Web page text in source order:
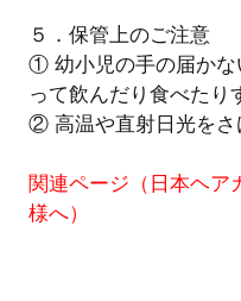
５．保管上のご注意
① 幼小児の手の届かな
って飲んだり食べたり
② 高温や直射日光をさ
関連ページ（ 日本ヘア
様へ）